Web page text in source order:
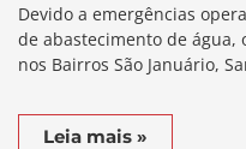
Devido a emergências
de abastecimento de
nos Bairros São Januário,
Leia mais »